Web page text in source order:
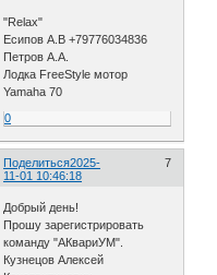
"Relax"
Есипов А.В +79776034836
Петров А.А.
Лодка FreeStyle мотор
Yamaha 70
0
Поделиться 7
2025-
11-01 10:46:18
Добрый день!
Прошу зарегистрировать
команду "АКвариУМ".
Кузнецов Алексей